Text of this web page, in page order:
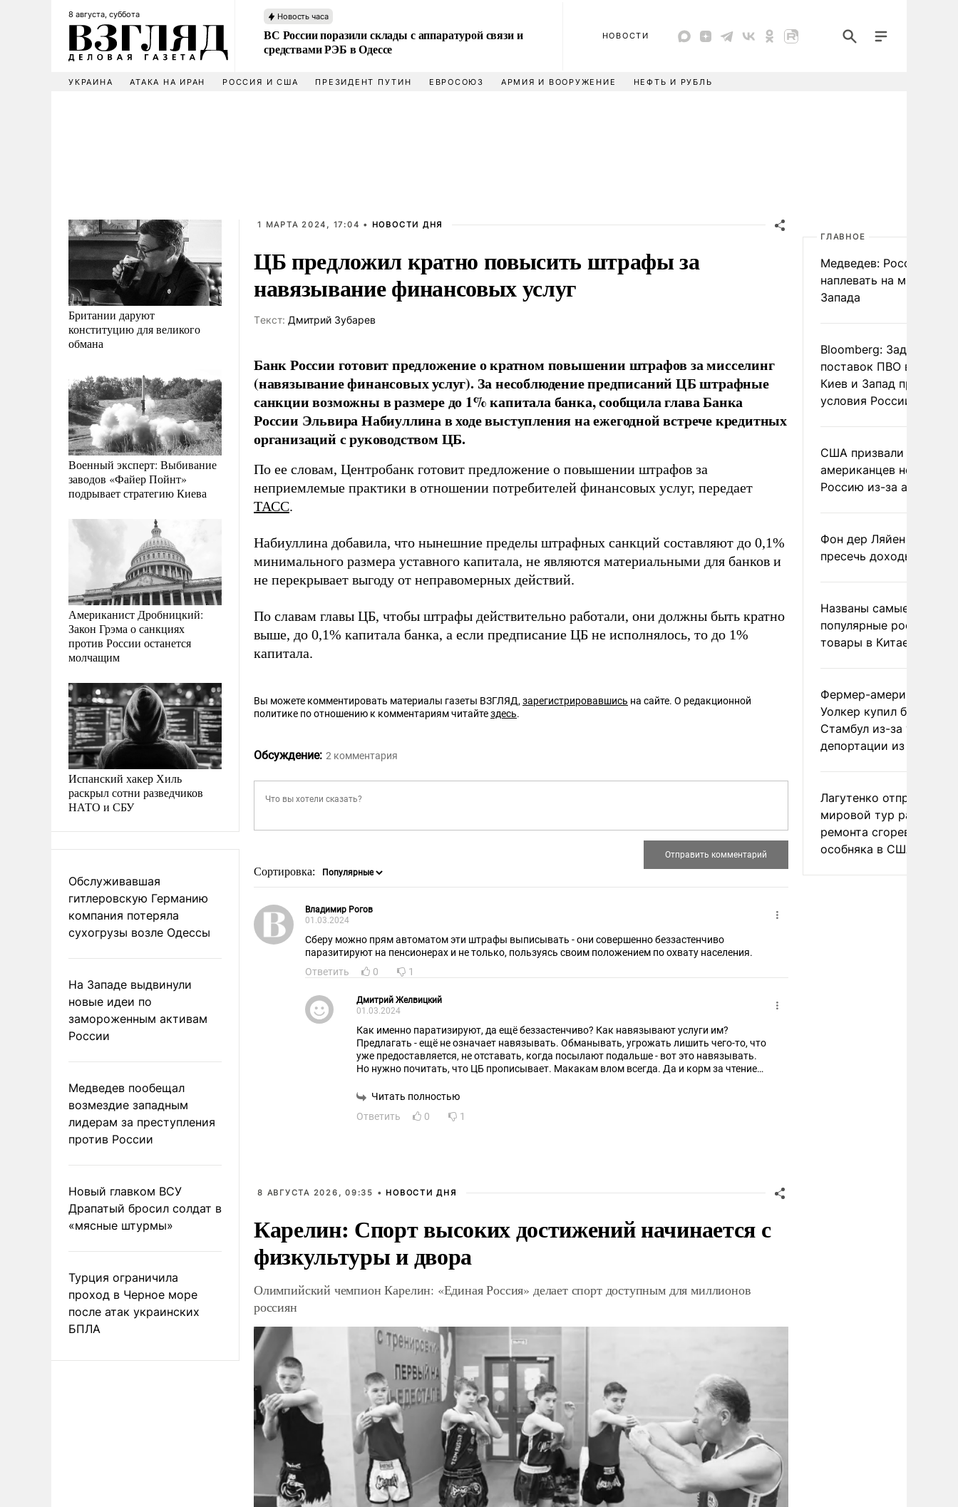
8 августа, суббота Новость часа
ВС России поразили склады с аппаратурой связи и
средствами РЭБ в Одессе
НОВОСТИ
УКРАИНА АТАКА НА ИРАН РОССИЯ И США ПРЕЗИДЕНТ ПУТИН ЕВРОСОЮЗ АРМИЯ И ВООРУЖЕНИЕ НЕФТЬ И РУБЛЬ
Британии даруют
конституцию для великого
обмана
Военный эксперт: Выбивание
заводов «Файер Пойнт»
подрывает стратегию Киева
Американист Дробницкий:
Закон Грэма о санкциях
против России останется
молчащим
Испанский хакер Хиль
раскрыл сотни разведчиков
НАТО и СБУ
Обслуживавшая
гитлеровскую Германию
компания потеряла
сухогрузы возле Одессы
На Западе выдвинули
новые идеи по
замороженным активам
России
Медведев пообещал
возмездие западным
лидерам за преступления
против России
Новый главком ВСУ
Драпатый бросил солдат в
«мясные штурмы»
Турция ограничила
проход в Черное море
после атак украинских
БПЛА
1 МАРТА 2024, 17:04 • НОВОСТИ ДНЯ
ЦБ предложил кратно повысить штрафы за
навязывание финансовых услуг
Tекст: Дмитрий Зубарев
Банк России готовит предложение о кратном повышении штрафов за мисселинг
(навязывание финансовых услуг). За несоблюдение предписаний ЦБ штрафные
санкции возможны в размере до 1% капитала банка, сообщила глава Банка
России Эльвира Набиуллина в ходе выступления на ежегодной встрече кредитных
организаций с руководством ЦБ.
По ее словам, Центробанк готовит предложение о повышении штрафов за
неприемлемые практики в отношении потребителей финансовых услуг, передает
ТАСС.
Набиуллина добавила, что нынешние пределы штрафных санкций составляют до 0,1%
минимального размера уставного капитала, не являются материальными для банков и
не перекрывает выгоду от неправомерных действий.
По славам главы ЦБ, чтобы штрафы действительно работали, они должны быть кратно
выше, до 0,1% капитала банка, а если предписание ЦБ не исполнялось, то до 1%
капитала.
Вы можете комментировать материалы газеты ВЗГЛЯД, зарегистрировавшись на сайте. О редакционной
политике по отношению к комментариям читайтездесь.
Обсуждение: 2 комментария
Сортировка:
Владимир Рогов
01.03.2024
Сберу можно прям автоматом эти штрафы выписывать - они совершенно беззастенчиво
паразитируют на пенсионерах и не только, пользуясь своим положением по охвату населения.
Ответить
0 1
Дмитрий Желвицкий
01.03.2024
Как именно паратизируют, да ещё беззастенчиво? Как навязывают услуги им?
Предлагать - ещё не означает навязывать. Обманывать, угрожать лишить чего-то, что
уже предоставляется, не отставать, когда посылают подальше - вот это навязывать.
Но нужно почитать, что ЦБ прописывает. Макакам влом всегда. Да и корм за чтение
Читать полностью
Ответить
0 1
8 АВГУСТА 2026, 09:35 • НОВОСТИ ДНЯ
Карелин: Спорт высоких достижений начинается с
физкультуры и двора
Олимпийский чемпион Карелин: «Единая Россия» делает спорт доступным для миллионов
россиян
ГЛАВНОЕ
Медведев: России
наплевать на мнение
Запада
Bloomberg: Задержка
поставок ПВО вынудит
Киев и Запад принять
условия России
США призвали
американцев не
Россию из-за атак ВСУ
Фон дер Ляйен
пресечь доходы России
Названы самые
популярные российские
товары в Китае
Фермер-американец
Уолкер купил билет в
Стамбул из-за угрозы
депортации из России
Лагутенко отправился в
мировой тур ради
ремонта сгоревшего
особняка в США